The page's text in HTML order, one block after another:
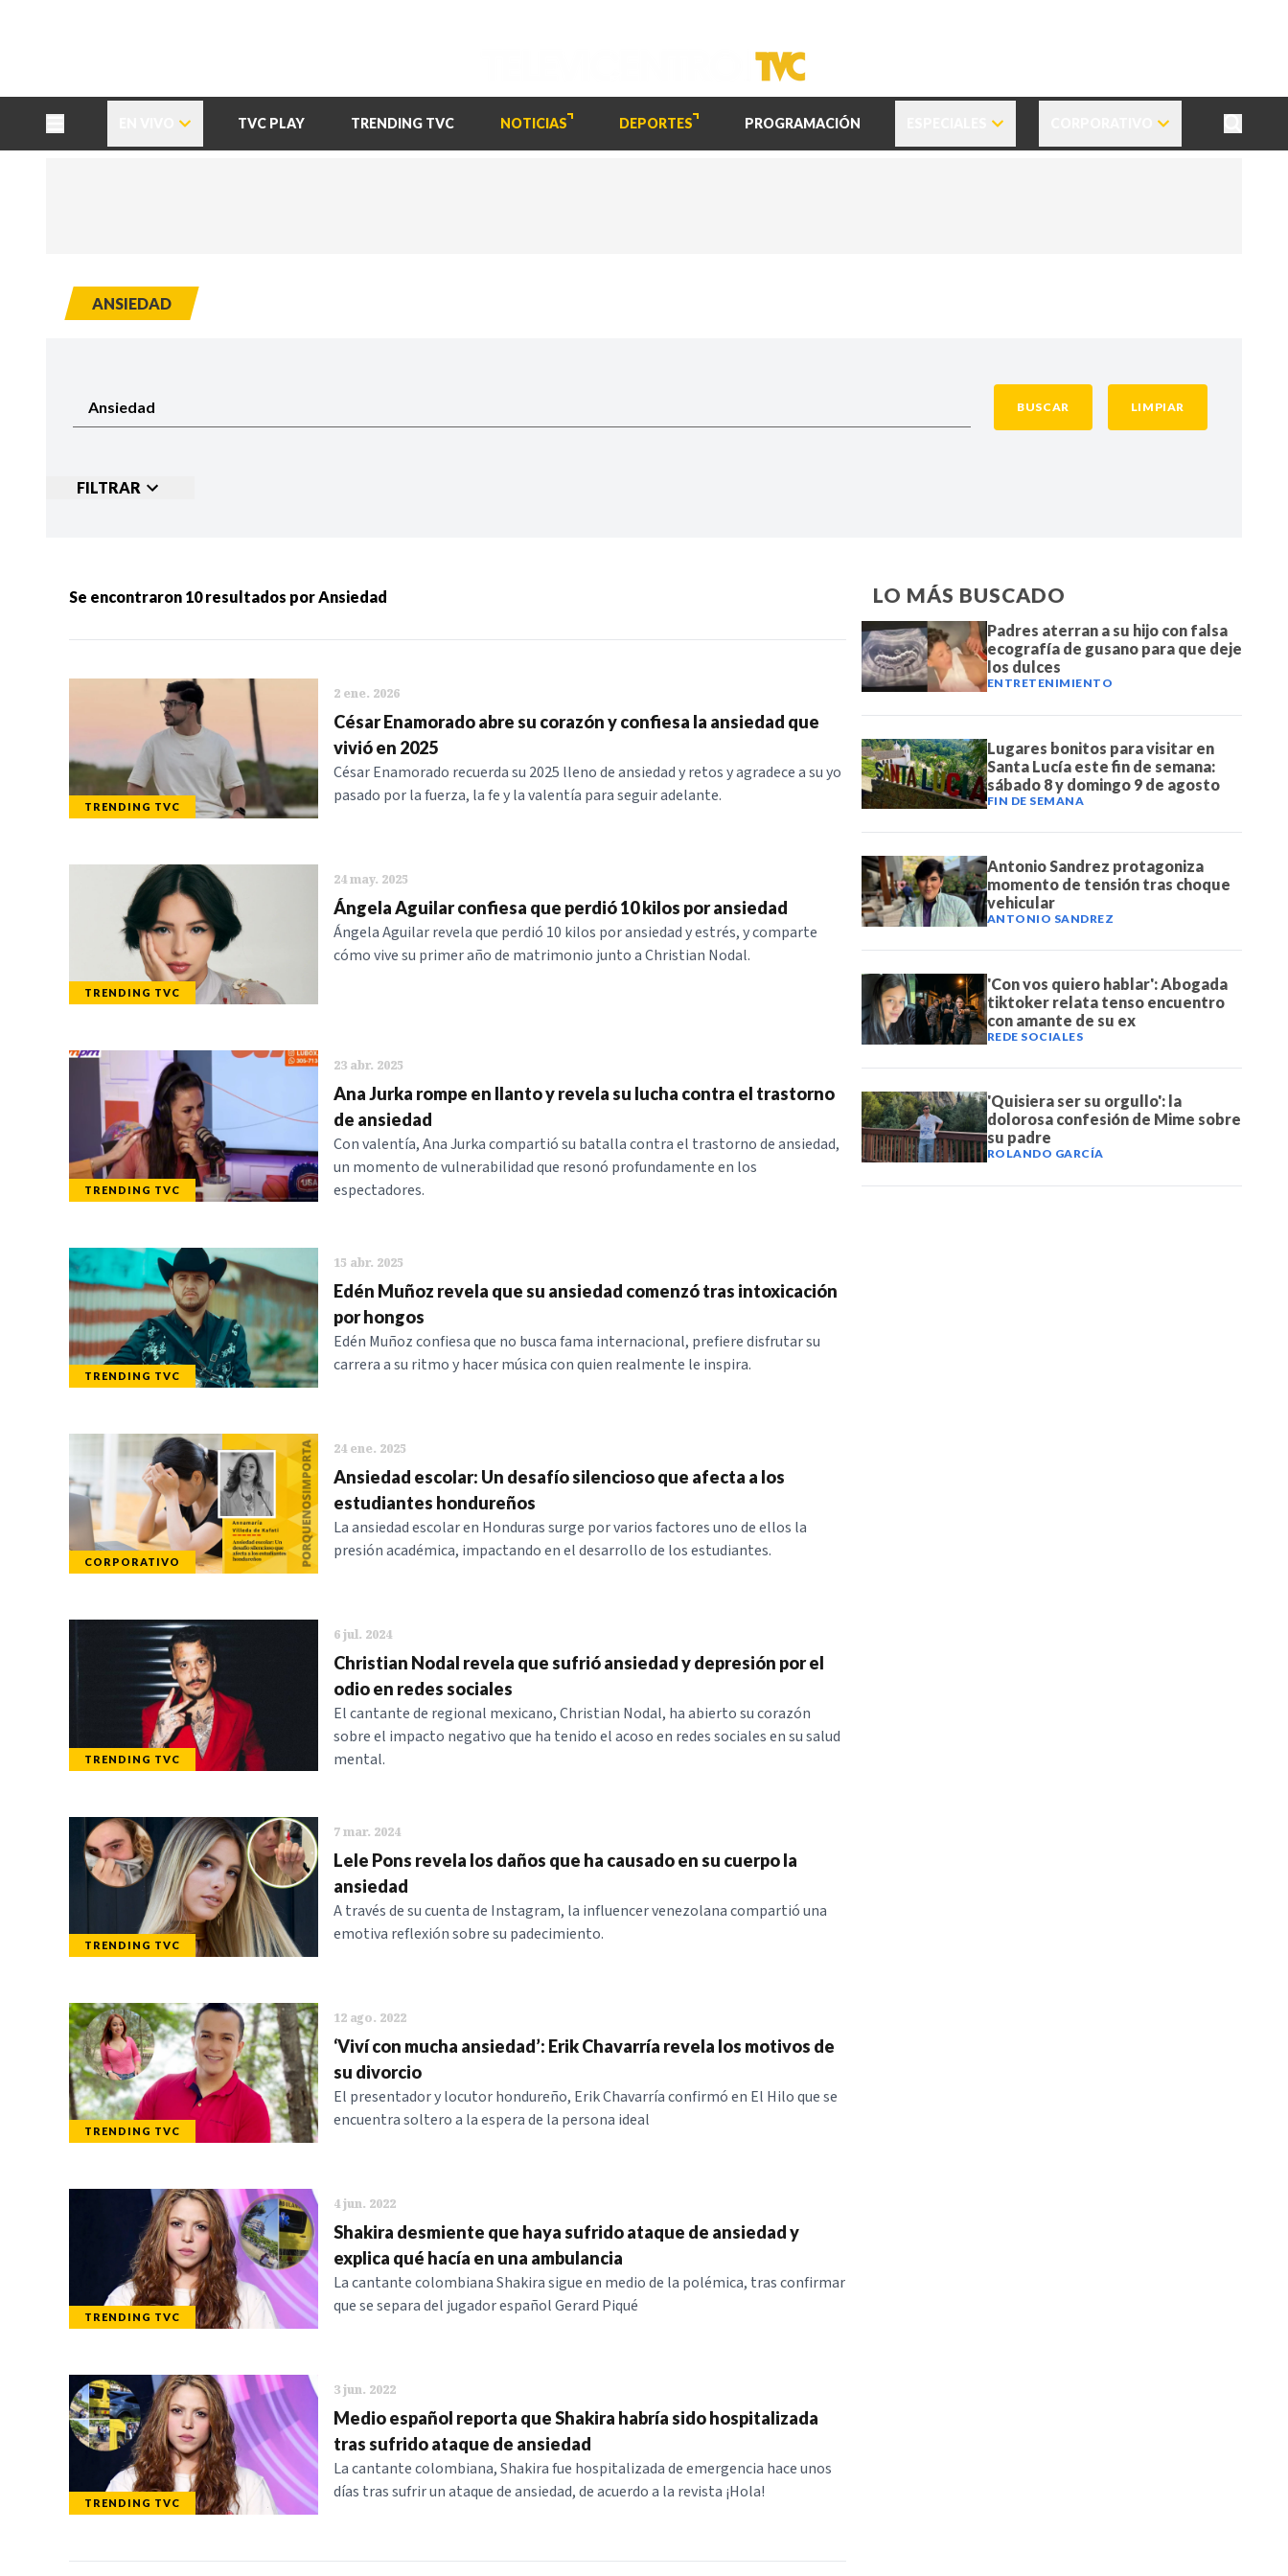
TVC PLAY TRENDING TVC NOTICIAS DEPORTES PROGRAMACIÓN
ANSIEDAD
BUSCAR LIMPIAR
FILTRAR
Categorias: NOTICIAS SERIES
Se encontraron 10 resultados porAnsiedad
TRENDING TVC
2 ene. 2026
César Enamorado abre su corazón y confiesa la ansiedad que
vivió en 2025
César Enamorado recuerda su 2025 lleno de ansiedad y retos y agradece a su yo
pasado por la fuerza, la fe y la valentía para seguir adelante.
TRENDING TVC
24 may. 2025
Ángela Aguilar confiesa que perdió 10 kilos por ansiedad
Ángela Aguilar revela que perdió 10 kilos por ansiedad y estrés, y comparte
cómo vive su primer año de matrimonio junto a Christian Nodal.
TRENDING TVC
23 abr. 2025
Ana Jurka rompe en llanto y revela su lucha contra el trastorno
de ansiedad
Con valentía, Ana Jurka compartió su batalla contra el trastorno de ansiedad,
un momento de vulnerabilidad que resonó profundamente en los
espectadores.
TRENDING TVC
15 abr. 2025
Edén Muñoz revela que su ansiedad comenzó tras intoxicación
por hongos
Edén Muñoz confiesa que no busca fama internacional, prefiere disfrutar su
carrera a su ritmo y hacer música con quien realmente le inspira.
CORPORATIVO
24 ene. 2025
Ansiedad escolar: Un desafío silencioso que afecta a los
estudiantes hondureños
La ansiedad escolar en Honduras surge por varios factores uno de ellos la
presión académica, impactando en el desarrollo de los estudiantes.
TRENDING TVC
6 jul. 2024
Christian Nodal revela que sufrió ansiedad y depresión por el
odio en redes sociales
El cantante de regional mexicano, Christian Nodal, ha abierto su corazón
sobre el impacto negativo que ha tenido el acoso en redes sociales en su salud
mental.
TRENDING TVC
7 mar. 2024
Lele Pons revela los daños que ha causado en su cuerpo la
ansiedad
A través de su cuenta de Instagram, la influencer venezolana compartió una
emotiva reflexión sobre su padecimiento.
TRENDING TVC
12 ago. 2022
‘Viví con mucha ansiedad’: Erik Chavarría revela los motivos de
su divorcio
El presentador y locutor hondureño, Erik Chavarría confirmó en El Hilo que se
encuentra soltero a la espera de la persona ideal
TRENDING TVC
4 jun. 2022
Shakira desmiente que haya sufrido ataque de ansiedad y
explica qué hacía en una ambulancia
La cantante colombiana Shakira sigue en medio de la polémica, tras confirmar
que se separa del jugador español Gerard Piqué
TRENDING TVC
3 jun. 2022
Medio español reporta que Shakira habría sido hospitalizada
tras sufrido ataque de ansiedad
La cantante colombiana, Shakira fue hospitalizada de emergencia hace unos
días tras sufrir un ataque de ansiedad, de acuerdo a la revista ¡Hola!
LO MÁS BUSCADO
Padres aterran a su hijo con falsa
ecografía de gusano para que deje
los dulces
ENTRETENIMIENTO
Lugares bonitos para visitar en
Santa Lucía este fin de semana:
sábado 8 y domingo 9 de agosto
FIN DE SEMANA
Antonio Sandrez protagoniza
momento de tensión tras choque
vehicular
ANTONIO SANDREZ
'Con vos quiero hablar': Abogada
tiktoker relata tenso encuentro
con amante de su ex
REDE SOCIALES
'Quisiera ser su orgullo': la
dolorosa confesión de Mime sobre
su padre
ROLANDO GARCÍA